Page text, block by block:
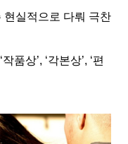
현실적으로 다뤄 극찬
품상’, ‘각본상’, ‘편